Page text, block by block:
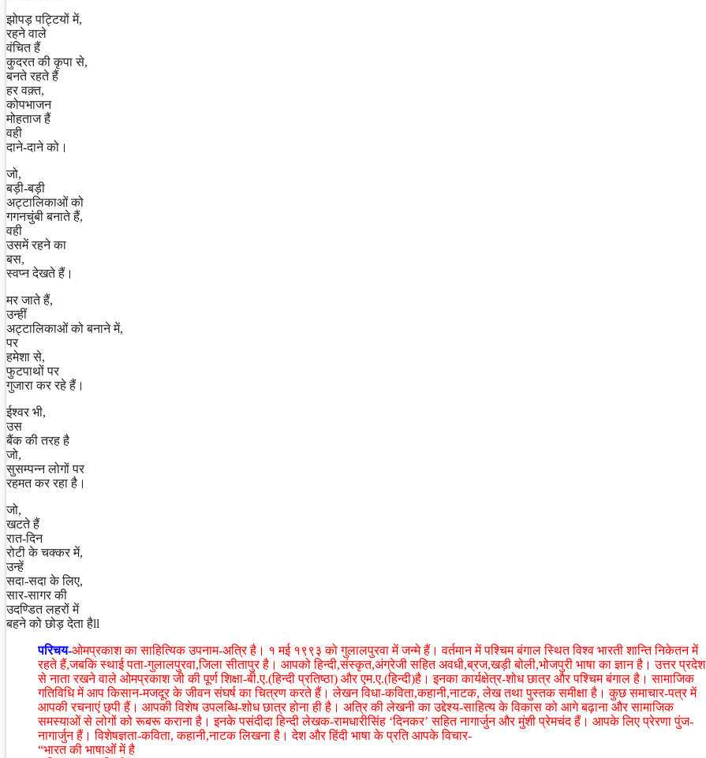
झोपड़ पट्टियों में,
रहने वाले
वंचित हैं
कुदरत की कृपा से,
बनते रहते हैं
हर वक़्त,
कोपभाजन
मोहताज हैं
वही
दाने-दाने को।
जो,
बड़ी-बड़ी
अट्टालिकाओं को
गगनचुंबी बनाते हैं,
वही
उसमें रहने का
बस,
स्वप्न देखते हैं।
मर जाते हैं,
उन्हीं
अट्टालिकाओं को बनाने में,
पर
हमेशा से,
फुटपाथों पर
गुजारा कर रहे हैं।
ईश्वर भी,
उस
बैंक की तरह है
जो,
सुसम्पन्न लोगों पर
रहमत कर रहा है।
जो,
खटते हैं
रात-दिन
रोटी के चक्कर में,
उन्हें
सदा-सदा के लिए,
सार-सागर की
उदण्डित लहरों में
बहने को छोड़ देता हैll
परिचय-ओमप्रकाश का साहित्यिक उपनाम-अत्रि है। १ मई १९९३ को गुलालपुरवा में जन्मे हैं। वर्तमान में पश्चिम बंगाल स्थित विश्व भारती शान्ति निकेतन में
रहते हैं,जबकि स्थाई पता-गुलालपुरवा,जिला सीतापुर है। आपको हिन्दी,संस्कृत,अंग्रेजी सहित अवधी,ब्रज,खड़ी बोली,भोजपुरी भाषा का ज्ञान है। उत्तर प्रदेश
से नाता रखने वाले ओमप्रकाश जी की पूर्ण शिक्षा-बी.ए.(हिन्दी प्रतिष्ठा) और एम.ए.(हिन्दी)है। इनका कार्यक्षेत्र-शोध छात्र और पश्चिम बंगाल है। सामाजिक
गतिविधि में आप किसान-मजदूर के जीवन संघर्ष का चित्रण करते हैं। लेखन विधा-कविता,कहानी,नाटक, लेख तथा पुस्तक समीक्षा है। कुछ समाचार-पत्र में
आपकी रचनाएं छ्पी हैं। आपकी विशेष उपलब्धि-शोध छात्र होना ही है। अत्रि की लेखनी का उद्देश्य-साहित्य के विकास को आगे बढ़ाना और सामाजिक
समस्याओं से लोगों को रूबरू कराना है। इनके पसंदीदा हिन्दी लेखक-रामधारीसिंह ‘दिनकर’ सहित नागार्जुन और मुंशी प्रेमचंद हैं। आपके लिए प्रेरणा पुंज-
नागार्जुन हैं। विशेषज्ञता-कविता, कहानी,नाटक लिखना है। देश और हिंदी भाषा के प्रति आपके विचार-
“भारत की भाषाओंं में है